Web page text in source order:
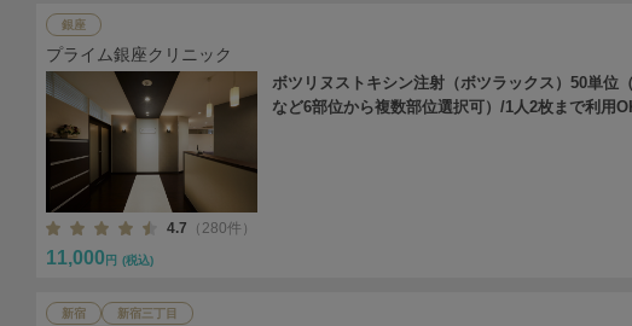
銀座
プライム銀座クリニック
ボツリヌストキシン注射（ボツラックス）50単位
など6部位から複数部位選択可）/1人2枚まで利用
4.7 （280件）
11,000 円 (税込)
新宿 新宿三丁目